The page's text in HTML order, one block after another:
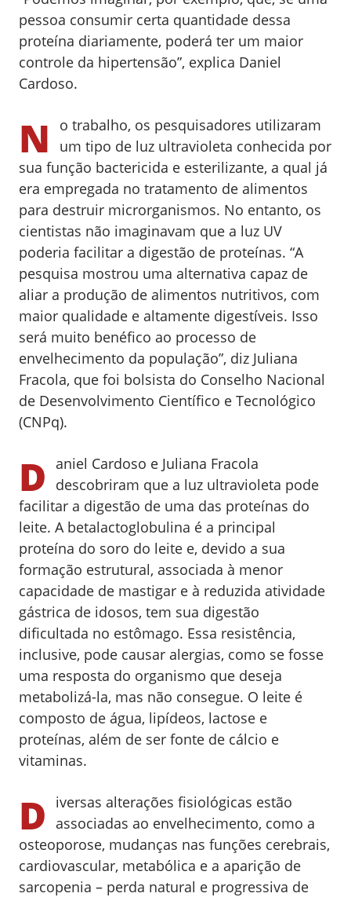
pessoa consumir certa quantidade dessa
proteína diariamente, poderá ter um maior
controle da hipertensão”, explica Daniel
Cardoso.
N
o trabalho, os pesquisadores utilizaram
um tipo de luz ultravioleta conhecida por
sua função bactericida e esterilizante, a qual já
era empregada no tratamento de alimentos
para destruir microrganismos. No entanto, os
cientistas não imaginavam que a luz UV
poderia facilitar a digestão de proteínas. “A
pesquisa mostrou uma alternativa capaz de
aliar a produção de alimentos nutritivos, com
maior qualidade e altamente digestíveis. Isso
será muito benéfico ao processo de
envelhecimento da população”, diz Juliana
Fracola, que foi bolsista do Conselho Nacional
de Desenvolvimento Científico e Tecnológico
(CNPq).
D aniel Cardoso e Juliana Fracola
descobriram que a luz ultravioleta pode
facilitar a digestão de uma das proteínas do
leite. A betalactoglobulina é a principal
proteína do soro do leite e, devido a sua
formação estrutural, associada à menor
capacidade de mastigar e à reduzida atividade
gástrica de idosos, tem sua digestão
dificultada no estômago. Essa resistência,
inclusive, pode causar alergias, como se fosse
uma resposta do organismo que deseja
metabolizá-la, mas não consegue. O leite é
composto de água, lipídeos, lactose e
proteínas, além de ser fonte de cálcio e
vitaminas.
D
iversas alterações fisiológicas estão
associadas ao envelhecimento, como a
osteoporose, mudanças nas funções cerebrais,
cardiovascular, metabólica e a aparição de
sarcopenia – perda natural e progressiva de